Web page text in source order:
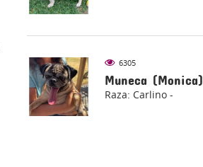
6305
Muneca (Monica)
Raza: Carlino -